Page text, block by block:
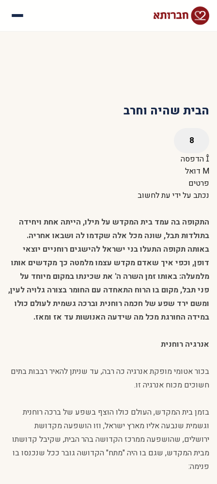
הבית שהיה וחרב
הדפסה
דואל
פרטים
נכתב על ידי עת לחשוב
התקופה בה עמד בית המקדש על תילו, הייתה אחת ויחידה
בתולדות תבל, שונה מכל אלה שקדמו לה ושבאו אחריה.
באותה תקופה התעלו בני ישראל להישגים רוחניים יוצאי
דופן, וכפי איך שאדם מקדש עצמו מלמטה כך מקדשים אותו
מלמעלה: באותו זמן השרה ה' את שכינתו במקום מיוחד על
פני תבל, מקום בו הרוח התאחדה עם החומר בצורה גלויה לעין,
ומשם ירד שפע של חכמה רוחנית וברכה גשמית לעולם כולו
במידה החורגת מכל מה שידעה האנושות עד אז ומאז.
אנרגיה רוחנית
בכור אטומי מופקת אנרגיה כה רבה, עד שניתן להאיר רבבות בתים
חשוכים מכוח אנרגיה זו.
בזמן בית המקדש, העולם כולו הוצף בשפע של ברכה רוחנית
וגשמית שנבעה אליו מארץ ישראל, וזו הושפעה מקדושת
ירושלים, שהושפעה ממרכז הקדושה בהר הבית, שקיבל קדושתו
מבית המקדש, שגם בו היה "מתח" הקדושה גובר ככל שנכנסו בו
פנימה: